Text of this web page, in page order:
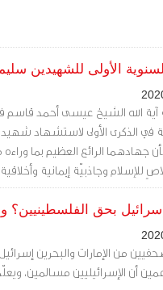
الأولى للشهيدين
الله الشيخ عيسى أحمد قاسم في
في الذكرى الأولى لاستشهاد
جهادهما الرائع العظيم بما
للإسلام وجاذبيّة إيمانية
بحق الفلسطينيين؟
من الإمارات والبحرين
أن الإسرائيليين مسالمين،